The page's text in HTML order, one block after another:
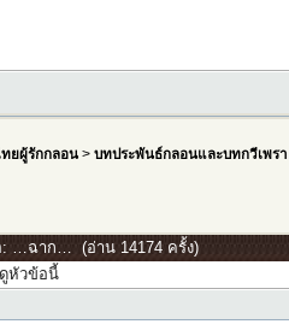
ยผู้รักกลอน> บทประพันธ์กลอนและบทกวีเพรา
…ฉาก… (อ่าน 14174 ครั้ง)
หัวข้อนี้